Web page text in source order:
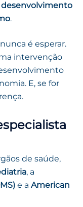
desenvolvimento
.
é esperar.
intervenção
E, se for
de saúde,
, a
e a American